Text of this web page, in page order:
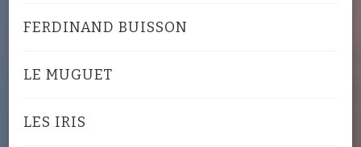
FERDINAND BUISSON
LE MUGUET
LES IRIS